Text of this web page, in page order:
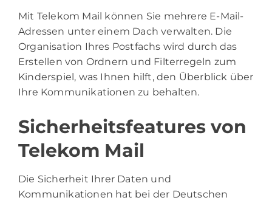
Mit Telekom Mail können Sie mehrere E-Mail-
Adressen unter einem Dach verwalten. Die
Organisation Ihres Postfachs wird durch das
Erstellen von Ordnern und Filterregeln zum
Kinderspiel, was Ihnen hilft, den Überblick über
Ihre Kommunikationen zu behalten.
Sicherheitsfeatures von
Telekom Mail
Die Sicherheit Ihrer Daten und
Kommunikationen hat bei der Deutschen